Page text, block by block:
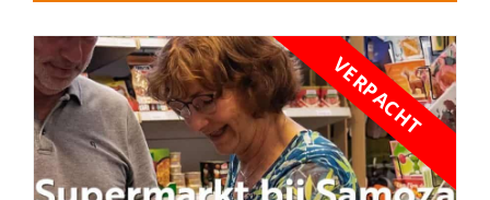
VERPACHT